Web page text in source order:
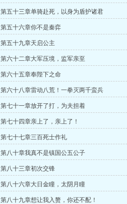
第五十三章单骑赴死，以身为盾护诸君
第五十六章你不是秦弈
第五十九章天启公主
第六十二章大军压境，监军亲至
第六十五章奉陛下之命
第六十八章雷动八荒！一拳灭两千蛮兵
第七十一章放开了打，为夫担着
第七十四章亲上了，亲上了！
第七十七章三百死士作礼
第八十章我真不是镇国公五公子
第八十三章初次交锋
第八十六章大日金瞳，太阴月瞳
第八十九章想让我入赘，你还不配！